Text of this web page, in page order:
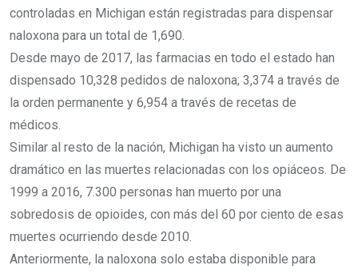
controladas en Michigan están registradas para dispensar
naloxona para un total de 1,690.
Desde mayo de 2017, las farmacias en todo el estado han
dispensado 10,328 pedidos de naloxona; 3,374 a través de
la orden permanente y 6,954 a través de recetas de
médicos.
Similar al resto de la nación, Michigan ha visto un aumento
dramático en las muertes relacionadas con los opiáceos. De
1999 a 2016, 7.300 personas han muerto por una
sobredosis de opioides, con más del 60 por ciento de esas
muertes ocurriendo desde 2010.
Anteriormente, la naloxona solo estaba disponible para